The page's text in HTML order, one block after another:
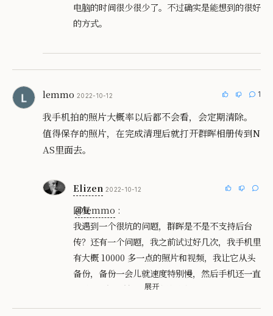
电脑的时间很少很少了。不过确实是能想到的很好
的方式。
lemmo 2022-10-12 1
我手机拍的照片大概率以后都不会看，会定期清除。
值得保存的照片，在完成清理后就打开群晖相册传到N
AS里面去。
Elizen 2022-10-12
回复
@lemmo :
我遇到一个很坑的问题，群晖是不是不支持后台
传？还有一个问题，我之前试过好几次，我手机里
有大概 10000 多一点的照片和视频，我让它从头
备份，备份一会儿就速度特别慢，然后手机还一直
开着…..每次鼓捣一下我就放弃了。
展开